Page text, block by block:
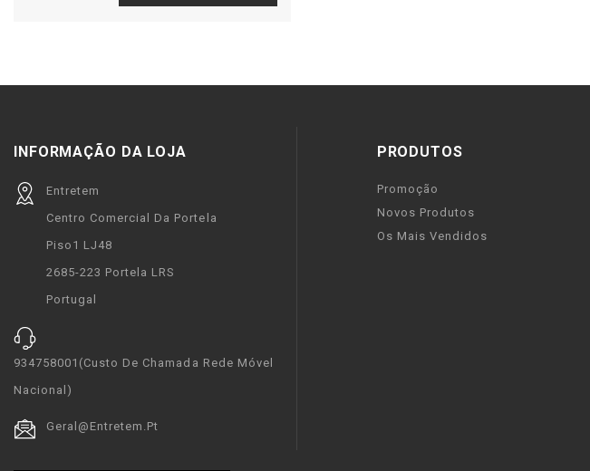
INFORMAÇÃO DA LOJA
Entretem
Centro Comercial Da Portela
Piso1 LJ48
2685-223 Portela LRS
Portugal
934758001(custo De Chamada Rede Móvel
Nacional)
Geral@entretem.pt
PRODUTOS
Promoção
Novos Produtos
Os Mais Vendidos